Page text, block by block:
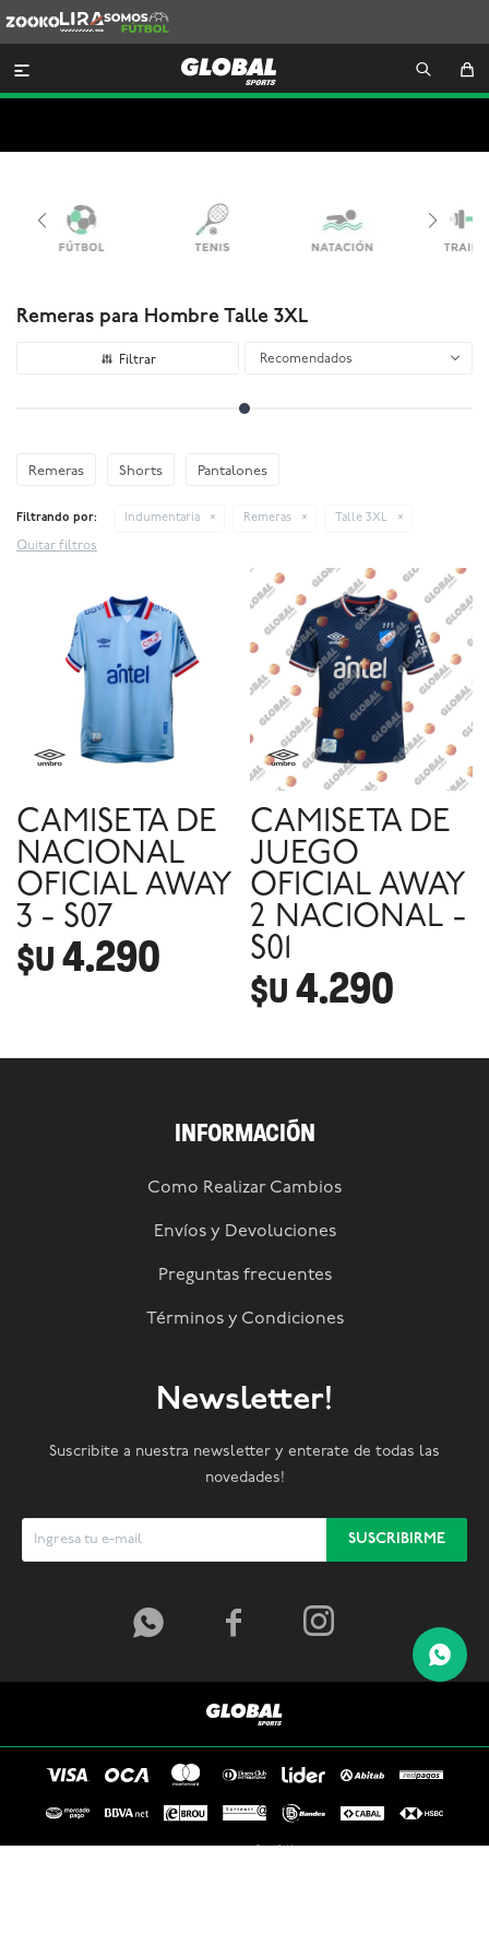
Lira
Somos
Futbol

Remeras para Hombre Talle 3XL
Recomendados
Remeras Shorts Pantalones
Filtrando por: Indumentaria Remeras Talle 3XL
Quitar filtros
CAMISETA DE
NACIONAL
OFICIAL AWAY
3 - S07
$U 4.290
CAMISETA DE
JUEGO
OFICIAL AWAY
2 NACIONAL -
S01
$U 4.290
INFORMACIÓN
Como Realizar Cambios
Envíos y Devoluciones
Preguntas frecuentes
Términos y Condiciones
Newsletter!
Suscribite a nuestra newsletter y enterate de todas las
novedades!
SUSCRIBIRME
  